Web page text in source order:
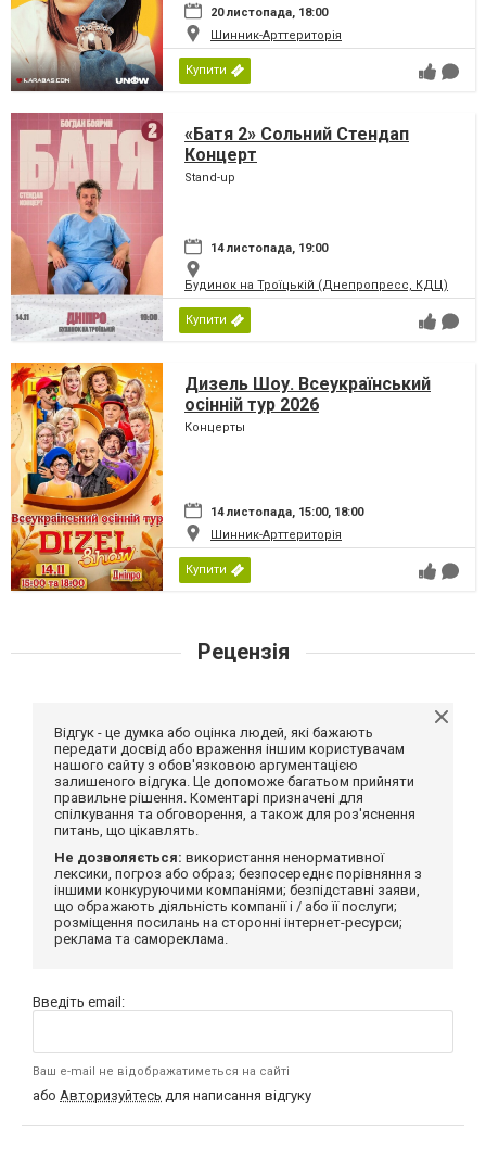
20 листопада, 18:00
Шинник-Арттериторія
Купити
«Батя 2» Сольний Стендап
Концерт
Stand-up
14 листопада, 19:00
Будинок на Троїцькій (Днепропресс, КДЦ)
Купити
Дизель Шоу. Всеукраїнський
осінній тур 2026
Концерты
14 листопада, 15:00, 18:00
Шинник-Арттериторія
Купити
Рецензія
Відгук - це думка або оцінка людей, які бажають
передати досвід або враження іншим користувачам
нашого сайту з обов'язковою аргументацією
залишеного відгука. Це допоможе багатьом прийняти
правильне рішення. Коментарі призначені для
спілкування та обговорення, а також для роз'яснення
питань, що цікавлять.
Не дозволяється: використання ненормативної
лексики, погроз або образ; безпосереднє порівняння з
іншими конкуруючими компаніями; безпідставні заяви,
що ображають діяльність компанії і / або її послуги;
розміщення посилань на сторонні інтернет-ресурси;
реклама та самореклама.
Введіть email:
Ваш e-mail не відображатиметься на сайті
або Авторизуйтесь для написання відгуку